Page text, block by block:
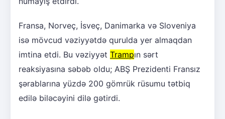
Fransa, Norveç, İsveç, Danimarka və Sloveniya
isə mövcud vəziyyətdə qurulda yer almaqdan
imtina etdi. Bu vəziyyət Trampın sərt
reaksiyasına səbəb oldu; ABŞ Prezidenti Fransız
şərablarına yüzdə 200 gömrük rüsumu tətbiq
edilə biləcəyini dilə gətirdi.